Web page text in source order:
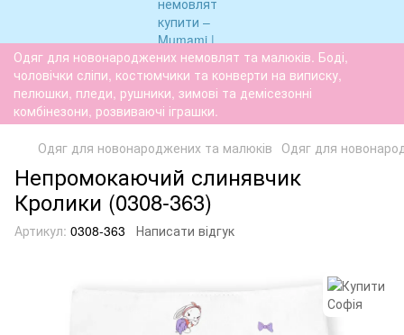
Одяг для новонароджених немовлят та малюків. Боді,
чоловічки сліпи, костюмчики та конверти на виписку,
пелюшки, пледи, рушники, зимові та демісезонні
комбінезони, розвиваючі іграшки.
Одяг для новонароджених та малюків Одяг для
Непромокаючий слинявчик
Кролики (0308-363)
Артикул: 0308-363 Написати відгук